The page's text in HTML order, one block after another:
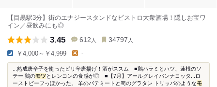
【目黒駅3分】街のエナジースタンドなビストロ大衆酒場！隠しお宝ワ
イン／昼飲みにも◎
3.45 612 人 34797 人
￥4,000～￥4,999 -
...熟成唐辛子を使ったピリ辛唐揚げ！酒がススム ■鶏ハラミとハツ、蓮根のソ
テー 鶏のモツとレンコンの食感が◎ ■【7月】アールグレイパンナコッタ...ロ
ーストビーフっぽかった。 羊のパテミートと筍のグラタン トリッパのようなモ